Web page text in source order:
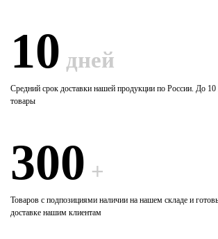
10дней
Средний срок доставки нашей продукции по России. До 10
товары
300+
Товаров с подпозициями наличии на нашем складе и
доставке нашим клиентам